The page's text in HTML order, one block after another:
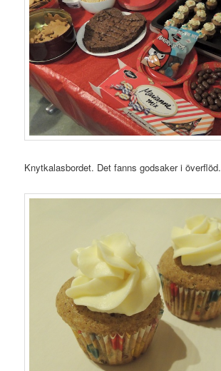
Knytkalasbordet. Det fanns godsaker i överflöd.